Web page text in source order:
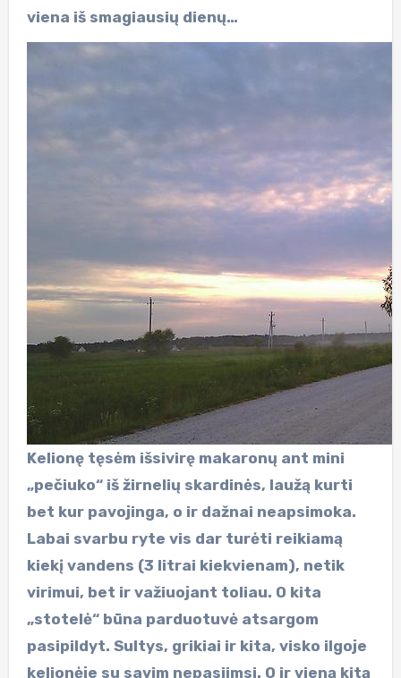
viena iš smagiausių dienų…
Kelionę tęsėm išsivirę makaronų ant mini
„pečiuko“ iš žirnelių skardinės, laužą kurti
bet kur pavojinga, o ir dažnai neapsimoka.
Labai svarbu ryte vis dar turėti reikiamą
kiekį vandens (3 litrai kiekvienam), netik
virimui, bet ir važiuojant toliau. O kita
„stotelė“ būna parduotuvė atsargom
pasipildyt. Sultys, grikiai ir kita, visko ilgoje
kelionėje su savim nepasiimsi. O ir vieną kitą